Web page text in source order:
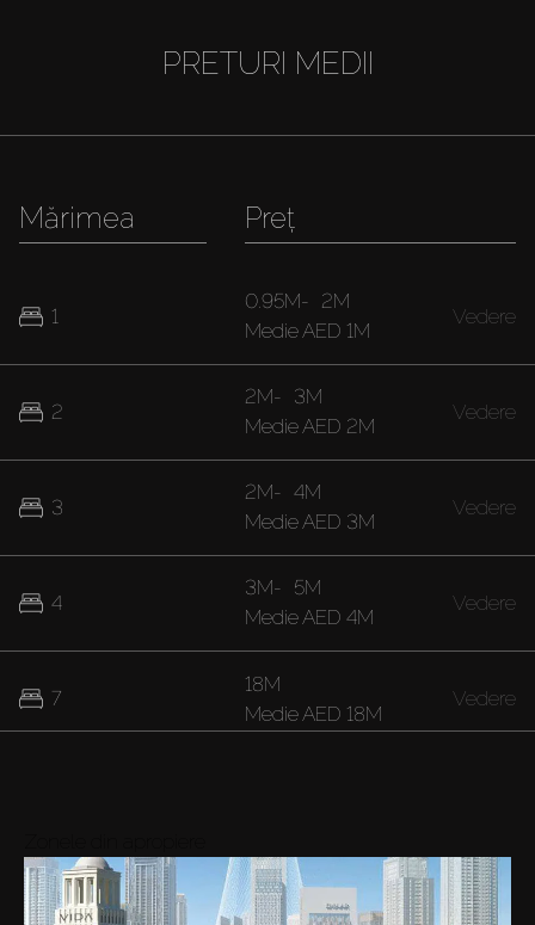
PRETURI MEDII
Mărimea
1
2
3
4
7
Preț
0.95M- 2M
MedieAED 1M
Vedere
2M- 3M
MedieAED 2M
Vedere
2M- 4M
MedieAED 3M
Vedere
3M- 5M
MedieAED 4M
Vedere
18M
MedieAED 18M
Vedere